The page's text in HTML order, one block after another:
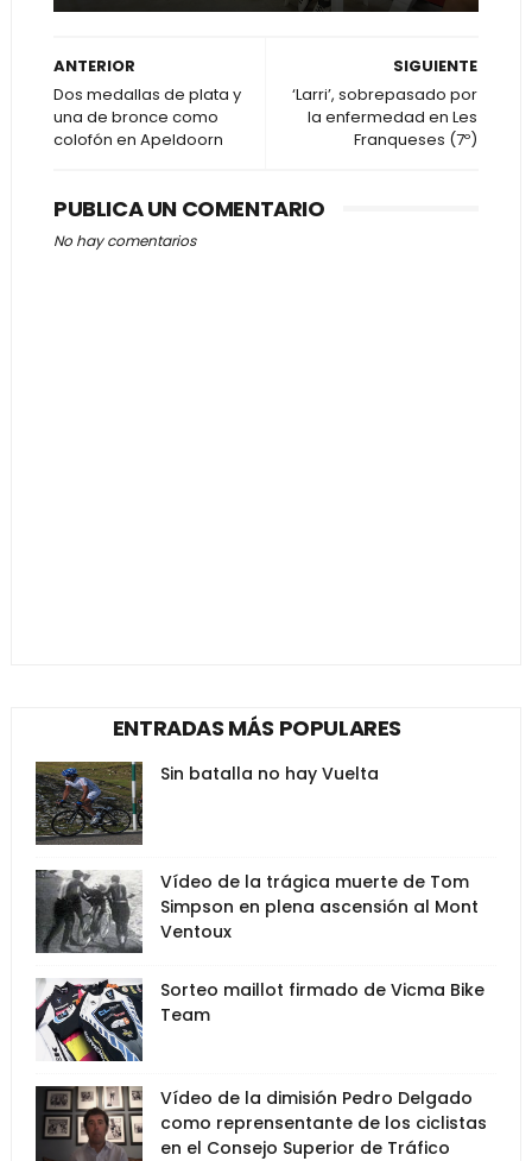
SIGUIENTE
‘Larri’, sobrepasado por
la enfermedad en Les
Franqueses (7º)
ANTERIOR
Dos medallas de plata y
una de bronce como
colofón en Apeldoorn
PUBLICA UN COMENTARIO
No hay comentarios
ENTRADAS MÁS POPULARES
Sin batalla no hay Vuelta
Vídeo de la trágica muerte de Tom
Simpson en plena ascensión al Mont
Ventoux
Sorteo maillot firmado de Vicma Bike
Team
Vídeo de la dimisión Pedro Delgado
como reprensentante de los ciclistas
en el Consejo Superior de Tráfico